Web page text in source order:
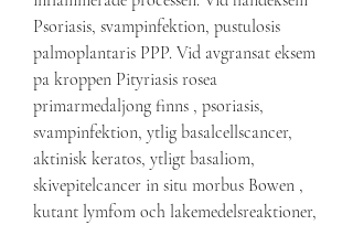
Psoriasis, svampinfektion, pustulosis
palmoplantaris PPP. Vid avgransat eksem
pa kroppen Pityriasis rosea
primarmedaljong finns , psoriasis,
svampinfektion, ytlig basalcellscancer,
aktinisk keratos, ytligt basaliom,
skivepitelcancer in situ morbus Bowen ,
kutant lymfom och lakemedelsreaktioner,